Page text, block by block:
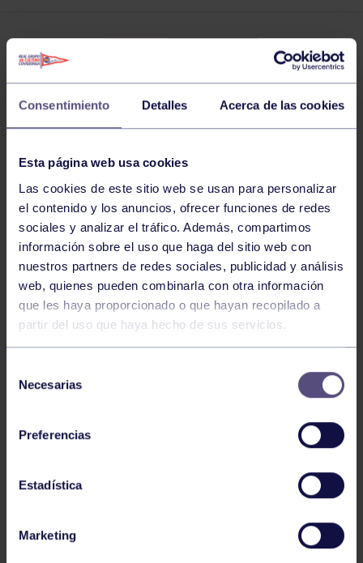
Consentimiento Detalles Acerca de las cookies
Esta página web usa cookies
Las cookies de este sitio web se usan para personalizar
el contenido y los anuncios, ofrecer funciones de redes
sociales y analizar el tráfico. Además, compartimos
información sobre el uso que haga del sitio web con
nuestros partners de redes sociales, publicidad y análisis
web, quienes pueden combinarla con otra información
que les haya proporcionado o que hayan recopilado a
partir del uso que haya hecho de sus servicios.
Necesarias
Preferencias
Estadística
Marketing
NOTICIAS RELACIONADAS
Pelota 20 Jul 2026
BROCHE FINAL DE LA SEMANA
INTERNACIONAL
Pelota